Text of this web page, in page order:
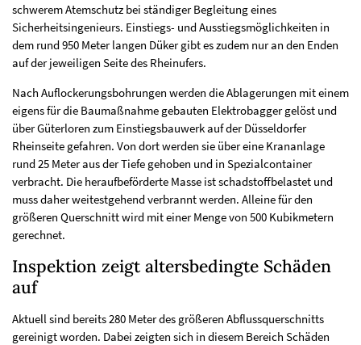
schwerem Atemschutz bei ständiger Begleitung eines
Sicherheitsingenieurs. Einstiegs- und Ausstiegsmöglichkeiten in
dem rund 950 Meter langen Düker gibt es zudem nur an den Enden
auf der jeweiligen Seite des Rheinufers.
Nach Auflockerungsbohrungen werden die Ablagerungen mit einem
eigens für die Baumaßnahme gebauten Elektrobagger gelöst und
über Güterloren zum Einstiegsbauwerk auf der Düsseldorfer
Rheinseite gefahren. Von dort werden sie über eine Krananlage
rund 25 Meter aus der Tiefe gehoben und in Spezialcontainer
verbracht. Die heraufbeförderte Masse ist schadstoffbelastet und
muss daher weitestgehend verbrannt werden. Alleine für den
größeren Querschnitt wird mit einer Menge von 500 Kubikmetern
gerechnet.
Inspektion zeigt altersbedingte Schäden
auf
Aktuell sind bereits 280 Meter des größeren Abflussquerschnitts
gereinigt worden. Dabei zeigten sich in diesem Bereich Schäden